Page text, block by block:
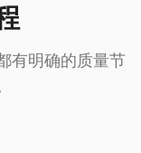
有明确的质量节